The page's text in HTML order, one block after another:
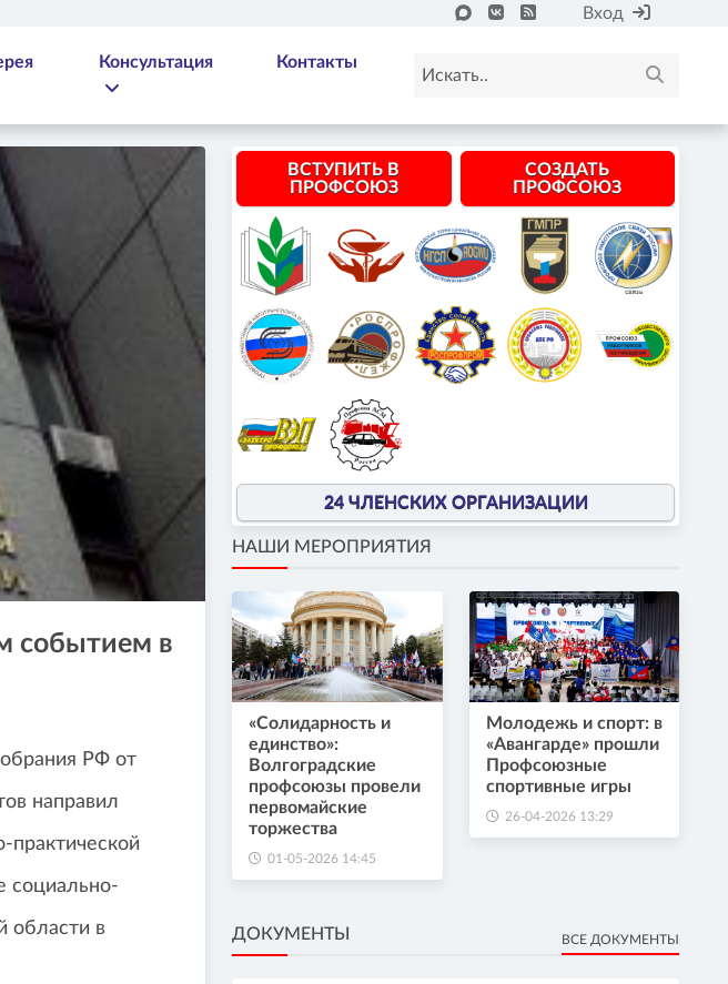
Вход
Консультация Контакты
событием в
РФ от
направил
практической
социально-
области в
ВСТУПИТЬ В
ПРОФСОЮЗ
СОЗДАТЬ
ПРОФСОЮЗ
24 ЧЛЕНСКИХ ОРГАНИЗАЦИИ
НАШИ МЕРОПРИЯТИЯ
«Солидарность и
единство»:
Волгоградские
профсоюзы провели
первомайские
торжества
01-05-2026 14:45
Молодежь и спорт: в
«Авангарде» прошли
Профсоюзные
спортивные игры
26-04-2026 13:29
ДОКУМЕНТЫ ВСЕ ДОКУМЕНТЫ